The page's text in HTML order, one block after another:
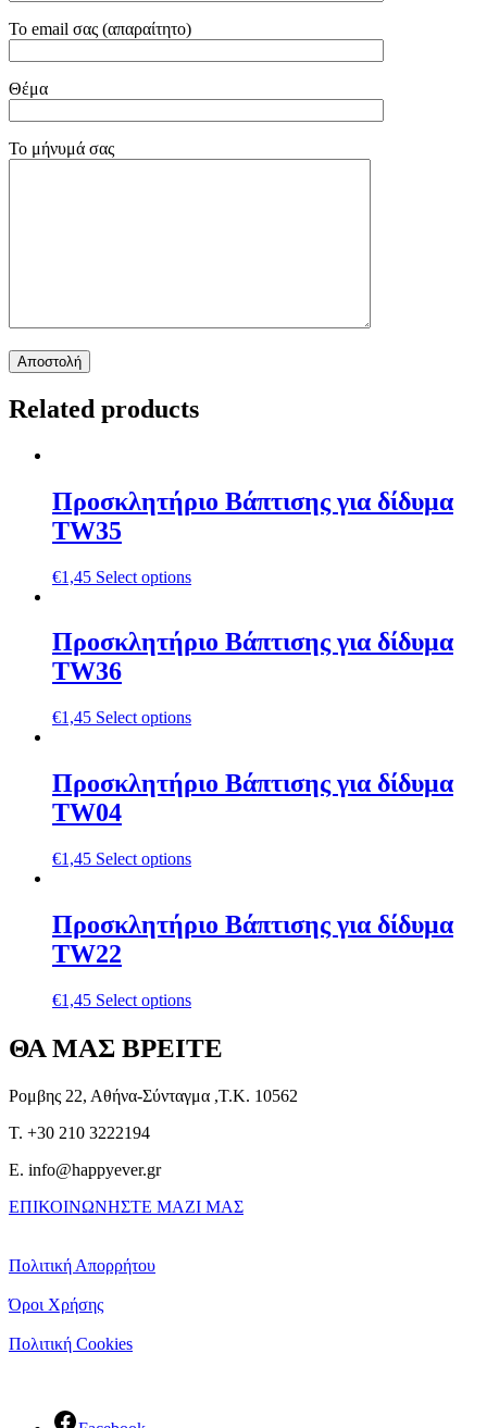
Το email σας (απαραίτητο)
Θέμα
Το μήνυμά σας
Related products
Προσκλητήριο Βάπτισης για δίδυμα
TW35
€1,45 Select options
Προσκλητήριο Βάπτισης για δίδυμα
TW36
€1,45 Select options
Προσκλητήριο Βάπτισης για δίδυμα
TW04
€1,45 Select options
Προσκλητήριο Βάπτισης για δίδυμα
TW22
€1,45 Select options
ΘΑ ΜΑΣ ΒΡΕΙΤΕ
Ρομβης 22, Αθήνα-Σύνταγμα ,Τ.Κ. 10562
T. +30 210 3222194
E. info@happyever.gr
ΕΠΙΚΟΙΝΩΝΗΣΤΕ ΜΑΖΙ ΜΑΣ
Πολιτική Απορρήτου
Όροι Χρήσης
Πολιτική Cookies